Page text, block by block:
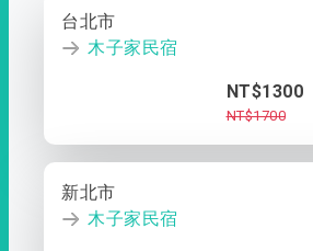
台北市
木子家民宿
NT$1300
NT$1700
新北市
木子家民宿